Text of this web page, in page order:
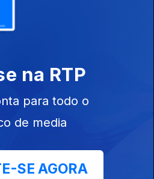
na RTP
para todo o
de media
SE AGORA